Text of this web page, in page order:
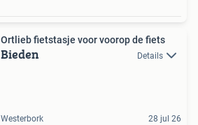
Ortlieb fietstasje voor voorop de fiets
Bieden Details
Westerbork 28 jul 26